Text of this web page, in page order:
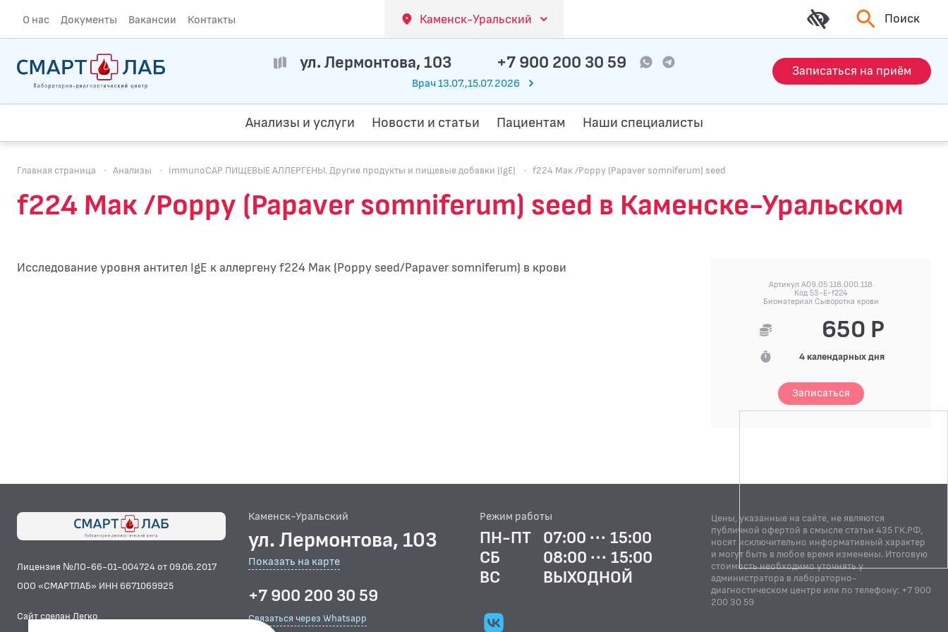
О нас Документы Вакансии Контакты Каменск-Уральский Поиск
ул. Лермонтова, 103 +7 900 200 30 59
Врач 13.07.,15.07.2026
Записаться на приём
Анализы и услуги Новости и статьи Пациентам Наши специалисты
Главная страница · Анализы · ImmunoCAP ПИЩЕВЫЕ АЛЛЕРГЕНЫ. Другие продукты и пищевые добавки (IgE) · f224 Мак /Poppy (Papaver somniferum) seed
f224 Мак /Poppy (Papaver somniferum) seed в Каменске-Уральском
Исследование уровня антител IgE к аллергену f224 Мак (Poppy seed/Papaver somniferum) в крови
Артикул A09.05.118.000.118
Код 53-E-f224
Биоматериал Сыворотка крови
650 Р
4 календарных дня
Записаться
Лицензия №ЛО-66-01-004724 от 09.06.2017
ООО «СМАРТЛАБ» ИНН 6671069925
Сайт сделан Легко
Каменск-Уральский
ул. Лермонтова, 103
Показать на карте
+7 900 200 30 59
Связаться через Whatsapp
Режим работы
ПН-ПТ
07:00 ··· 15:00
СБ
08:00 ··· 15:00
ВС
ВЫХОДНОЙ
Цены, указанные на сайте, не являются
публичной офертой в смысле статьи 435 ГК.РФ,
носят исключительно информативный характер
и могут быть в любое время изменены. Итоговую
стоимость необходимо уточнять у
администратора в лабораторно-
диагностическом центре или по телефону: +7 900
200 30 59